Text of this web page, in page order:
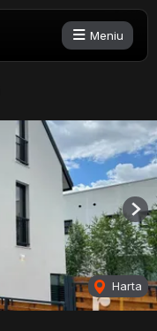
Meniu
Harta